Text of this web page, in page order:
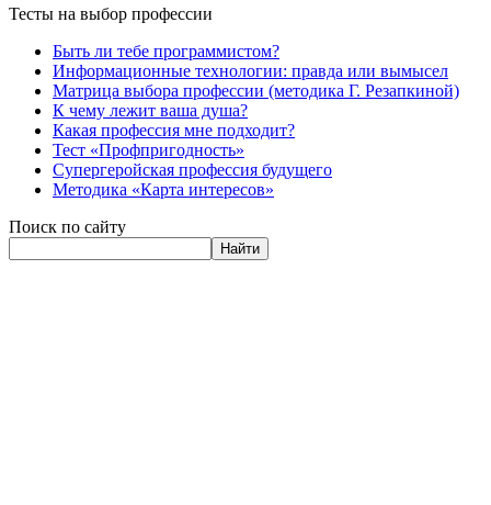
Тесты на выбор профессии
Быть ли тебе программистом?
Информационные технологии: правда или вымысел
Матрица выбора профессии (методика Г. Резапкиной)
К чему лежит ваша душа?
Какая профессия мне подходит?
Тест «Профпригодность»
Супергеройская профессия будущего
Методика «Карта интересов»
Поиск по сайту
Найти